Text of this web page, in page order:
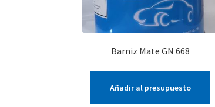
Barniz Mate GN 668
Añadir al presupuesto